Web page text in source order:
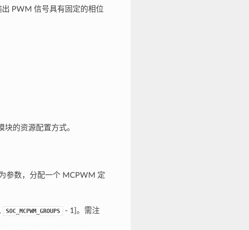
PWM 信号具有固定的相位
的资源配置方式。
参数，分配一个 MCPWM 定
SOC_MCPWM_GROUPS
- 1]。需注